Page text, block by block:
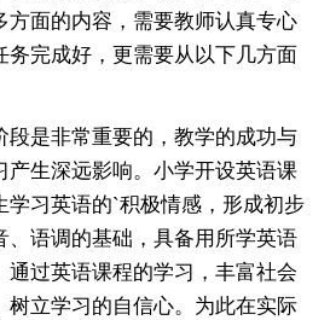
方面的内容，需要教师认真专心
务完成好，更需要从以下几方面
是非常重要的，教学的成功与
产生深远影响。小学开设英语课
学习英语的`积极情感，形成初步
、语调的基础，具备用所学英语
通过英语课程的学习，丰富社会
树立学习的自信心。为此在实际